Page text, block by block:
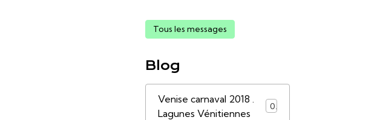
Tous les messages
Blog
Venise carnaval 2018 .
Lagunes Vénitiennes
0